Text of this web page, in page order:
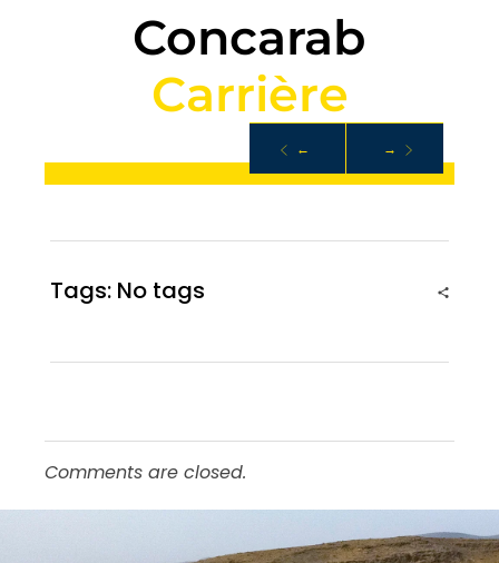
Concarab
Carrière
← →
Tags: No tags
Comments are closed.